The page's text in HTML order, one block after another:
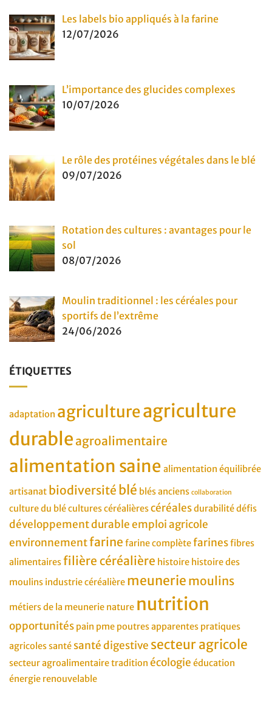
Les labels bio appliqués à la farine
12/07/2026
L’importance des glucides complexes
10/07/2026
Le rôle des protéines végétales dans le blé
09/07/2026
Rotation des cultures : avantages pour le
sol
08/07/2026
Moulin traditionnel : les céréales pour
sportifs de l’extrême
24/06/2026
ÉTIQUETTES
adaptation agricultureagriculture
durable agroalimentaire
alimentation saine alimentation équilibrée
artisanat biodiversité blé blés anciens collaboration
culture du blécultures céréalièrescéréalesdurabilitédéfis
développement durableemploi agricole
environnementfarine farine complètefarinesfibres
alimentairesfilière céréalière histoire histoire des
moulins industrie céréalière meunerie moulins
métiers de la meunerie nature nutrition
opportunités pain pme poutres apparentes pratiques
agricolessanté santé digestive secteur agricole
secteur agroalimentairetradition écologie éducation
énergie renouvelable